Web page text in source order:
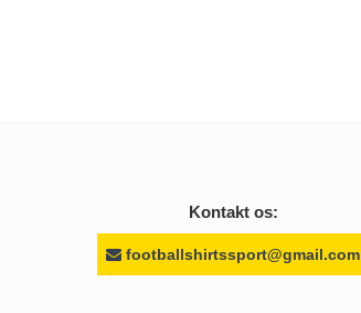
Kontakt os:
footballshirtssport@gmail.com